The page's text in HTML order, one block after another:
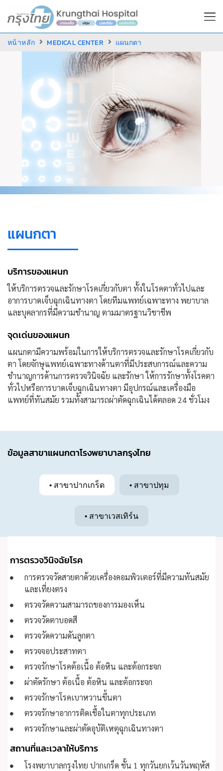
หน้าหลัก MEDICAL CENTER แผนกตา
แผนกตา
บริการของแผนก
ให้บริการตรวจและรักษาโรคเกี่ยวกับตา ทั้งในโรคตาทั่วไปและ
อาการบาดเจ็บฉุกเฉินทางตา โดยทีมแพทย์เฉพาะทาง พยาบาล
และบุคลากรที่มีความชำนาญ ตามมาตรฐานวิชาชีพ
จุดเด่นของแผนก
แผนกตามีความพร้อมในการให้บริการตรวจและรักษาโรคเกี่ยวกับ
ตา โดยจักษุแพทย์เฉพาะทางด้านตาที่มีประสบการณ์และความ
ชำนาญการด้านการตรวจวินิจฉัย และรักษา ให้การรักษาทั้งโรคตา
ทั่วไปหรือการบาดเจ็บฉุกเฉินทางตา มีอุปกรณ์และเครื่องมือ
แพทย์ที่ทันสมัย รวมทั้งสามารถผ่าตัดฉุกเฉินได้ตลอด 24 ชั่วโมง
ข้อมูลสาขาแผนกตาโรงพยาบาลกรุงไทย
• สาขาปากเกร็ด • สาขาปทุม
• สาขาเวสเทิร์น
การตรวจวินิจฉัยโรค
การตรวจวัดสายตาด้วยเครื่องคอมพิวเตอร์ที่มีความทันสมัย
และเที่ยงตรง
ตรวจวัดความสามารถของการมองเห็น
ตรวจวัดตาบอดสี
ตรวจวัดความดันลูกตา
ตรวจจอประสาทตา
ตรวจรักษาโรคต้อเนื้อ ต้อหิน และต้อกระจก
ผ่าตัดรักษา ต้อเนื้อ ต้อหิน และต้อกระจก
ตรวจรักษาโรคเบาหวานขึ้นตา
ตรวจรักษาอาการติดเชื้อในตาทุกประเภท
ตรวจรักษาและผ่าตัดอุบัติเหตุฉุกเฉินทางตา
สถานที่และเวลาให้บริการ
โรงพยาบาลกรุงไทย ปากเกร็ด ชั้น 1 ทุกวันยกเว้นวันพฤหัส